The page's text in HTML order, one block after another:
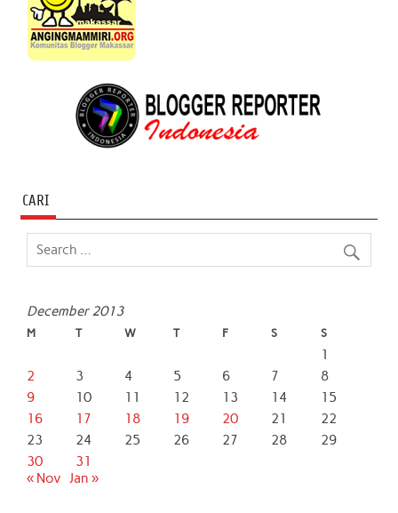
CARI
December 2013
M T W T F S S
1
2
3 4 5 6 7
8
9
10 11 12 13 14
15
16
17 18 19 20 21
22
23
24 25 26 27 28
29
30
31
« Nov Jan »